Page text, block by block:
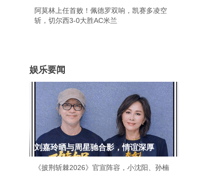
阿莫林上任首败！佩德罗双响，凯赛多凌空
斩，切尔西3-0大胜AC米兰
娱乐要闻
刘嘉玲晒与周星驰合影，情谊深厚
《披荆斩棘2026》官宣阵容，小沈阳、孙楠